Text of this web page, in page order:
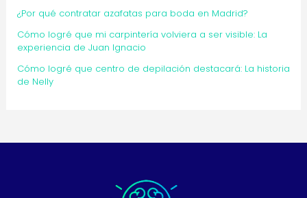
¿Por qué contratar azafatas para boda en Madrid?
Cómo logré que mi carpintería volviera a ser visible: La
experiencia de Juan Ignacio
Cómo logré que centro de depilación destacará: La historia
de Nelly